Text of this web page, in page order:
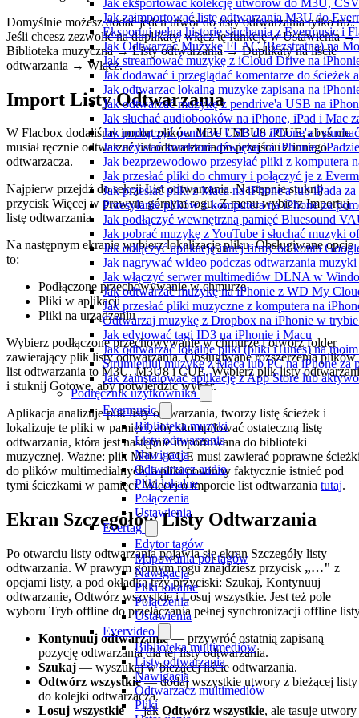
Jak eksportować kolekcję utworów do M3U,
Jak zaimportować listę odtwarzania M3U do
Eksportuj pełną historię słuchania z Evermusic i
Jak Odtwarzać Muzykę FLAC (Bezstratną) na
Jak streamować muzykę z iCloud Drive na
Jak dodawać i przeglądać komentarze do
Jak odtwarzac lokalna muzyke zapisana na
Jak odtwarzać muzykę z pendrive'a USB na
Jak słuchać audiobooków na iPhone, iPad i Mac
Jak podłączyć pendrive USB do iPhone'a i
Jak używać korektora dźwięku na iPhonie,
Jak bezprzewodowo przesyłać pliki z komputera
Jak przesłać pliki do chmury i połączyć je z
Jak przesłać pliki z Maca na iPhone'a lub iPada
Przesyłanie plików z komputera na iPhone za
Jak podłączyć wewnętrzną pamięć Bluesound
Jak pobrać muzykę z YouTube i słuchać muzyki
Jak odłączyć aplikację innej firmy od konta
Jak nagrywać wideo podczas odtwarzania
Jak włączyć serwer multimediów DLNA w
Jak odtwarzać muzykę na iPhonie z WD My
Jak przesłać pliki muzyczne z komputera na
Odtwarzaj muzykę z Dropbox na iPhonie w
Jak edytować tagi ID3 na iPhonie i Macu
Jak odtwarzać lokalne pliki (pliki iTunes) na
Strumieniuj muzykę z Maca lub PC na iPhone za
Jak zainstalować aplikację z App Store lub
Podręcznik użytkownika
Evermusic
Biblioteka muzyki
Listy odtwarzania
Nawigacja
Odtwarzacz audio
Pliki lokalne
Połączenia
Ustawienia
Evertag
Edytor tagów
Mapowania pól tagów
Nawigacja
Pliki lokalne
Połączenia
Ustawienia
Evervideo
Biblioteka multimediów
Listy odtwarzania
Nawigacja
Odtwarzacz multimediów
Pliki
Domyślnie możesz dodać jeden utwór do listy odtwarzania tylko raz.
Jeśli chcesz zezwolić na duplikaty, włącz tę funkcję w Ustawienia →
Biblioteka muzyczna → Listy odtwarzania → Duplikaty na liście
odtwarzania → Włącz.
Import Listy Odtwarzania
W Flacbox dodaliśmy import plików M3U / M3U8 / CUE, abyś nie
musiał ręcznie odtwarzać list odtwarzania po przejściu z innego
odtwarzacza.
Najpierw przejdź do sekcji List odtwarzania. Następnie stuknij
przycisk Więcej w prawym górnym rogu. Z menu wybierz Importuj
listę odtwarzania.
Na następnym ekranie wybierz lokalizację pliku. Obsługiwane opcje
to:
Podłączone przechowywanie w chmurze
Pliki w aplikacji
Pliki na urządzeniu
Wybierz podłączone przechowywanie w chmurze i otwórz folder
zawierający plik listy odtwarzania. Obsługiwane rozszerzenia plików
list odtwarzania to M3U, M3U8 i CUE. Wybierz plik listy
i stuknij Gotowe, aby potwierdzić wybór.
Aplikacja analizuje plik listy odtwarzania, tworzy listę ścieżek i
lokalizuje te pliki w pamięci, aby skompilować ostateczną listę
odtwarzania, która jest następnie importowana do biblioteki
muzycznej. Ważne: plik M3U / CUE musi zawierać poprawne
do plików multimedialnych, a pliki powinny faktycznie istnieć pod
tymi ścieżkami w pamięci. Więcej o imporcie list odtwarzania tutaj.
Ekran Szczegółów Listy Odtwarzania
Po otwarciu listy odtwarzania pojawia się ekran Szczegóły listy
odtwarzania. W prawym górnym rogu znajdziesz przycisk „…" z
opcjami listy, a pod okładką trzy przyciski: Szukaj, Kontynuuj
odtwarzanie, Odtwórz wszystkie i Losuj wszystkie. Jest też pole
wyboru Tryb offline do przełączania pełnej synchronizacji offline
Kontynuuj odtwarzanie— przywróć ostatnią zapisaną
pozycję odtwarzania dla tej listy odtwarzania.
Szukaj — wyszukaj w bieżącej liście odtwarzania.
Odtwórz wszystkie— dodaj wszystkie utwory z bieżącej listy
do kolejki odtwarzacza.
Losuj wszystkie— jak Odtwórz wszystkie, ale tasuje utwory